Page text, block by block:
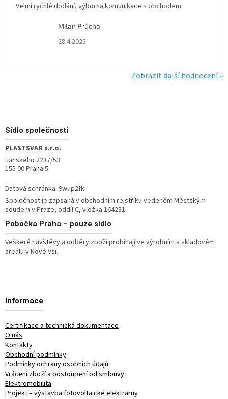
Velmi rychlé dodání, výborná komunikace s obchodem.
Milan Průcha
Hodnocení obchodu je 5 z 5 hvězdiček.
28.4.2025
Zobrazit další hodnocení
Sídlo společnosti
PLASTSVAR s.r.o.
Janského 2237/53
155 00 Praha 5
Datová schránka: 9wup2fk
Společnost je zapsaná v obchodním rejstříku vedeném Městským
soudem v Praze, oddíl C, vložka 164231.
Pobočka Praha – pouze sídlo
Veškeré návštěvy a odběry zboží probíhají ve výrobním a skladovém
areálu v Nové Vsi.
Informace
Certifikace a technická dokumentace
O nás
Kontakty
Obchodní podmínky
Podmínky ochrany osobních údajů
Vrácení zboží a odstoupení od smlouvy
Elektromobilita
Projekt – výstavba fotovoltaické elektrárny